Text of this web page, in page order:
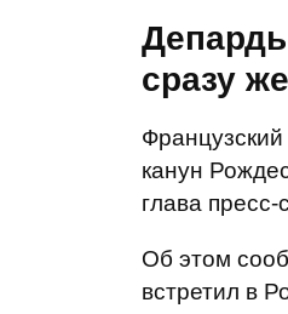
сразу
канун
глава
Об этом
встретил в